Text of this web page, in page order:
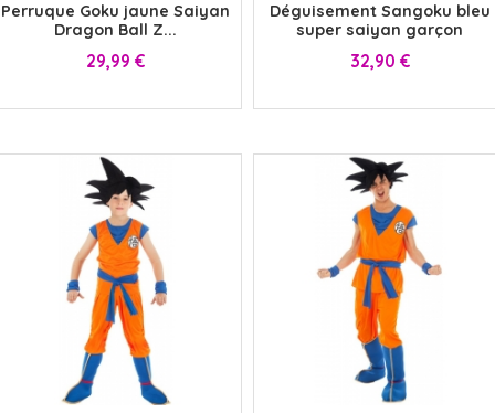
Perruque Goku jaune Saiyan
Dragon Ball Z...
Prix
29,99 €
Déguisement Sangoku bleu
super saiyan garçon
Prix
32,90 €